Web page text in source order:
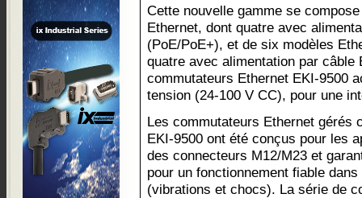
Cette nouvelle gamme se
Ethernet, dont quatre avec
(PoE/PoE+), et de six modèles
quatre avec alimentation par câble
commutateurs Ethernet EKI-9500
tension (24-100 V CC), pour une
Les commutateurs Ethernet gérés
EKI-9500 ont été conçus pour les
des connecteurs M12/M23 et
pour un fonctionnement fiable
(vibrations et chocs). La série de